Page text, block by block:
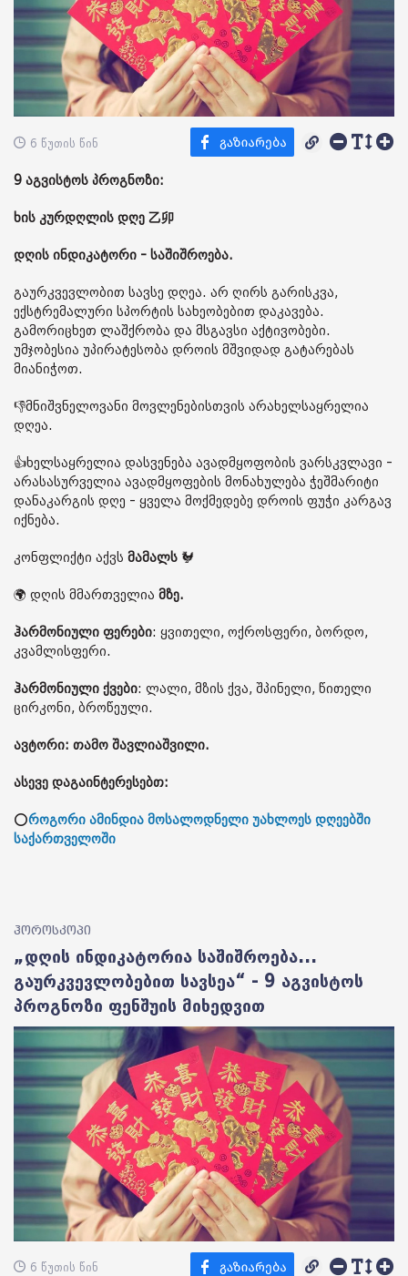
6 წუთის წინ
9 აგვისტოს პროგნოზი:
ხის კურდღლის დღე 乙卯
დღის ინდიკატორი - საშიშროება.
გაურკვევლობით სავსე დღეა. არ ღირს გარისკვა,
ექსტრემალური სპორტის სახეობებით დაკავება.
გამორიცხეთ ლაშქრობა და მსგავსი აქტივობები.
უმჯობესია უპირატესობა დროის მშვიდად გატარებას
მიანიჭოთ.
👎მნიშვნელოვანი მოვლენებისთვის არახელსაყრელია
დღეა.
👍ხელსაყრელია დასვენება ავადმყოფობის ვარსკვლავი -
არასასურველია ავადმყოფების მონახულება ჭეშმარიტი
დანაკარგის დღე - ყველა მოქმედებე დროის ფუჭი კარგავ
იქნება.
კონფლიქტი აქვს მამალს 🐓
🌍 დღის მმართველია მზე.
ჰარმონიული ფერები: ყვითელი, ოქროსფერი, ბორდო,
კვამლისფერი.
ჰარმონიული ქვები: ლალი, მზის ქვა, შპინელი, წითელი
ცირკონი, ბროწეული.
ავტორი: თამო შავლიაშვილი.
ასევე დაგაინტერესებთ:
⭕როგორი ამინდია მოსალოდნელი უახლოეს დღეებში
საქართველოში
ჰოროსკოპი
„დღის ინდიკატორია საშიშროება...
გაურკვევლობებით სავსეა“ - 9 აგვისტოს
პროგნოზი ფენშუის მიხედვით
6 წუთის წინ